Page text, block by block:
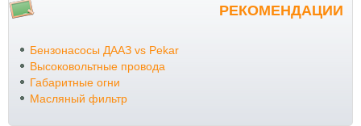
РЕКОМЕНДАЦИИ
Бензонасосы ДААЗ vs Pekar
Высоковольтные провода
Габаритные огни
Масляный фильтр